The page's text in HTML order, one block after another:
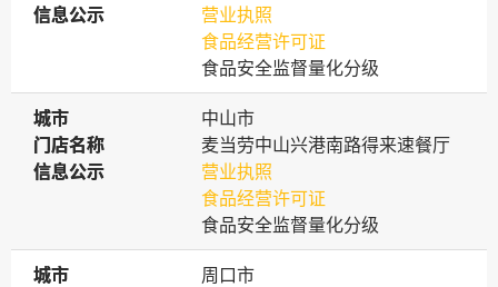
信息公示
信息公示
营业执照
食品经营许可证
食品安全监督量化分级
城市
城市
中山市
门店名称
门店名称
麦当劳中山兴港南路得来速餐厅
信息公示
信息公示
营业执照
食品经营许可证
食品安全监督量化分级
城市
城市
周口市